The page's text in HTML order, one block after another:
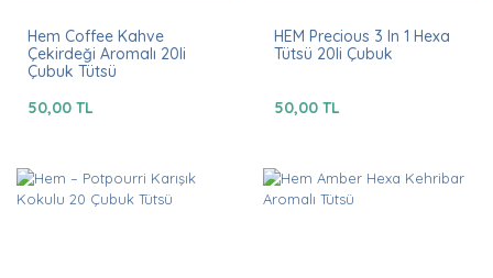
Hem Coffee Kahve
Çekirdeği Aromalı 20li
Çubuk Tütsü
50,00 TL
HEM Precious 3 In 1 Hexa
Tütsü 20li Çubuk
50,00 TL